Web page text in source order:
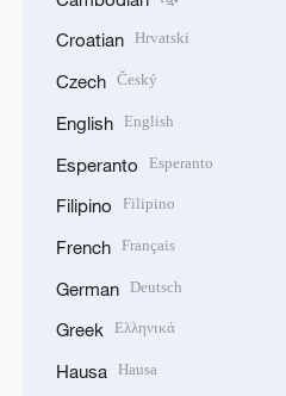
Croatian Hrvatski
Czech Český
English English
Esperanto Esperanto
Filipino Filipino
French Français
German Deutsch
Greek Ελληνικά
Hausa Hausa